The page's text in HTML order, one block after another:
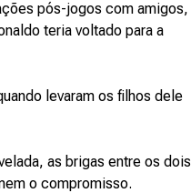
pós-jogos com amigos,
teria voltado para a
levaram os filhos dele
as brigas entre os dois
o compromisso.